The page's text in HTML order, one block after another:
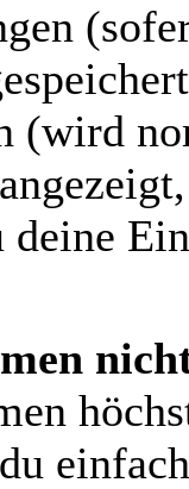
(wird